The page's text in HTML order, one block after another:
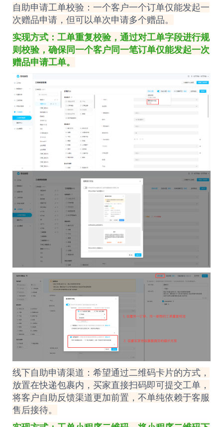
自助申请工单校验：一个客户一个订单仅能发起一
次赠品申请，但可以单次申请多个赠品。
实现方式： 工单重复校验，通过对工单字段进行规
则校验，确保同一个客户同一笔订单仅能发起一次
赠品申请工单。
线下自助申请渠道：希望通过二维码卡片的方式，
放置在快递包裹内，买家直接扫码即可提交工单，
将客户自助反馈渠道更加前置，不单纯依赖于客服
售后接待。